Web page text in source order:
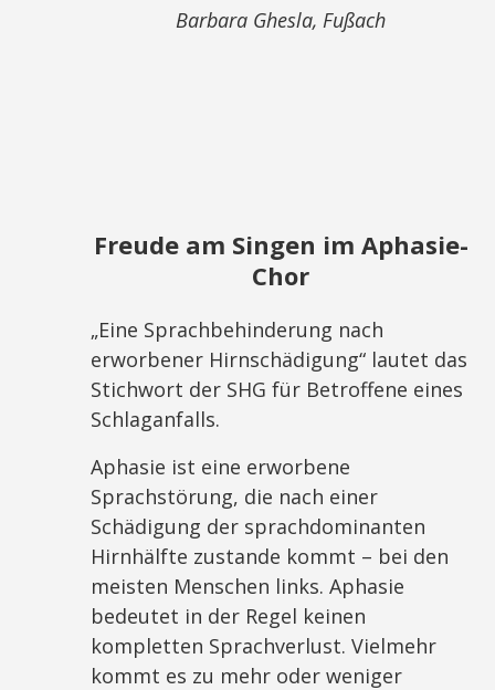
Barbara Ghesla, Fußach
Freude am Singen im Aphasie-
Chor
„Eine Sprachbehinderung nach
erworbener Hirnschädigung“ lautet das
Stichwort der SHG für Betroffene eines
Schlaganfalls.
Aphasie ist eine erworbene
Sprachstörung, die nach einer
Schädigung der sprachdominanten
Hirnhälfte zustande kommt – bei den
meisten Menschen links. Aphasie
bedeutet in der Regel keinen
kompletten Sprachverlust. Vielmehr
kommt es zu mehr oder weniger